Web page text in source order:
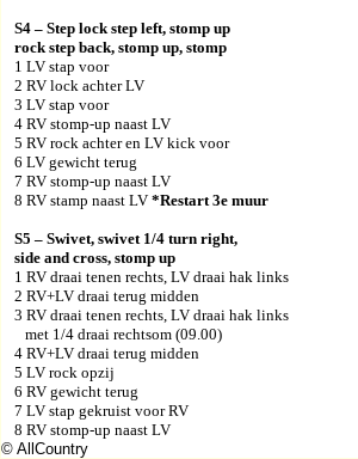
S4 – Step lock step left, stomp up
rock step back, stomp up, stomp
1 LV stap voor
2 RV lock achter LV
3 LV stap voor
4 RV stomp-up naast LV
5 RV rock achter en LV kick voor
6 LV gewicht terug
7 RV stomp-up naast LV
8 RV stamp naast LV *Restart 3e muur
S5 – Swivet, swivet 1/4 turn right,
side and cross, stomp up
1 RV draai tenen rechts, LV draai hak links
2 RV+LV draai terug midden
3 RV draai tenen rechts, LV draai hak links
met 1/4 draai rechtsom (09.00)
4 RV+LV draai terug midden
5 LV rock opzij
6 RV gewicht terug
7 LV stap gekruist voor RV
8 RV stomp-up naast LV
© AllCountry